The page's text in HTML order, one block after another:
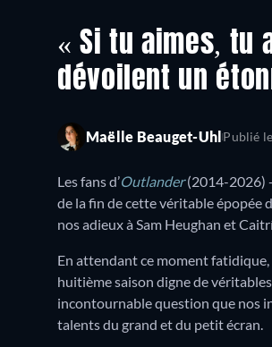
« Si tu aimes, tu
dévoilent un
Maëlle Beauget-UhlPublié le
Les fans d’Outlander(2014-2026)
de la fin de cette véritable épopée
nos adieux à Sam Heughan et
En attendant ce moment
huitième saison digne de
incontournable question que nos
talents du grand et du petit écran.